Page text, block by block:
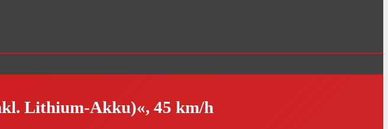
Lithium-Akku)«, 45 km/h